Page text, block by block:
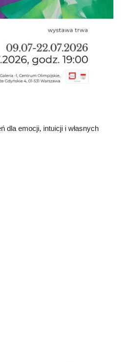
dla emocji, intuicji i własnych